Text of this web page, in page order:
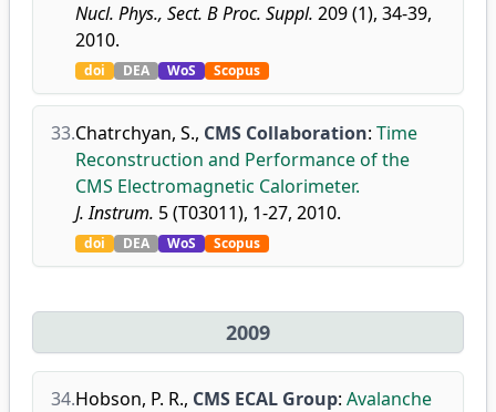
Nucl. Phys., Sect. B Proc. Suppl. 209 (1), 34-39,
2010.
doi DEA WoS Scopus
33.Chatrchyan, S., CMS Collaboration: Time
Reconstruction and Performance of the
CMS Electromagnetic Calorimeter.
J. Instrum. 5 (T03011), 1-27, 2010.
doi DEA WoS Scopus
2009
34.Hobson, P. R., CMS ECAL Group: Avalanche